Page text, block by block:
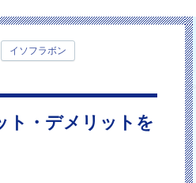
イソフラボン
ト・デメリットを